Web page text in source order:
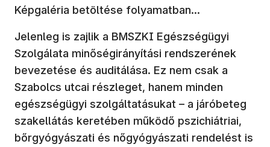
Képgaléria betöltése folyamatban...
Jelenleg is zajlik a BMSZKI Egészségügyi
Szolgálata minőségirányítási rendszerének
bevezetése és auditálása. Ez nem csak a
Szabolcs utcai részleget, hanem minden
egészségügyi szolgáltatásukat – a járóbeteg
szakellátás keretében működő pszichiátriai,
bőrgyógyászati és nőgyógyászati rendelést is